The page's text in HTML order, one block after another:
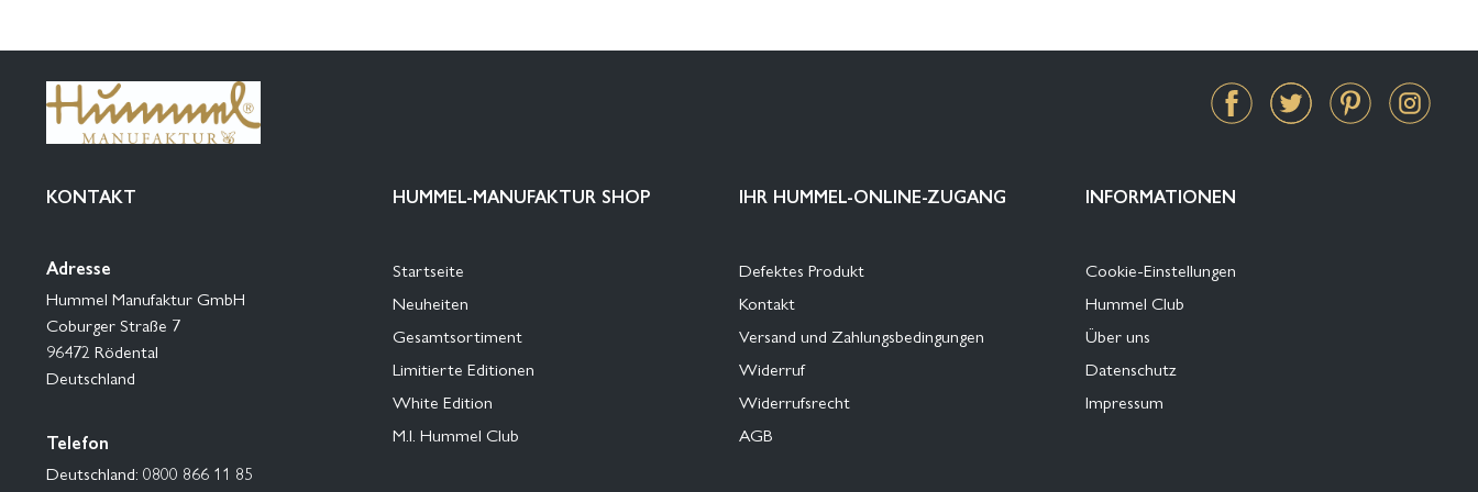
KONTAKT
Adresse
Hummel Manufaktur GmbH
Coburger Straße 7
96472 Rödental
Deutschland
Telefon
Deutschland: 0800 866 11 85
HUMMEL-MANUFAKTUR SHOP
Startseite
Neuheiten
Gesamtsortiment
Limitierte Editionen
White Edition
M.I. Hummel Club
IHR HUMMEL-ONLINE-ZUGANG
Defektes Produkt
Kontakt
Versand und Zahlungsbedingungen
Widerruf
Widerrufsrecht
AGB
INFORMATIONEN
Cookie-Einstellungen
Hummel Club
Über uns
Datenschutz
Impressum